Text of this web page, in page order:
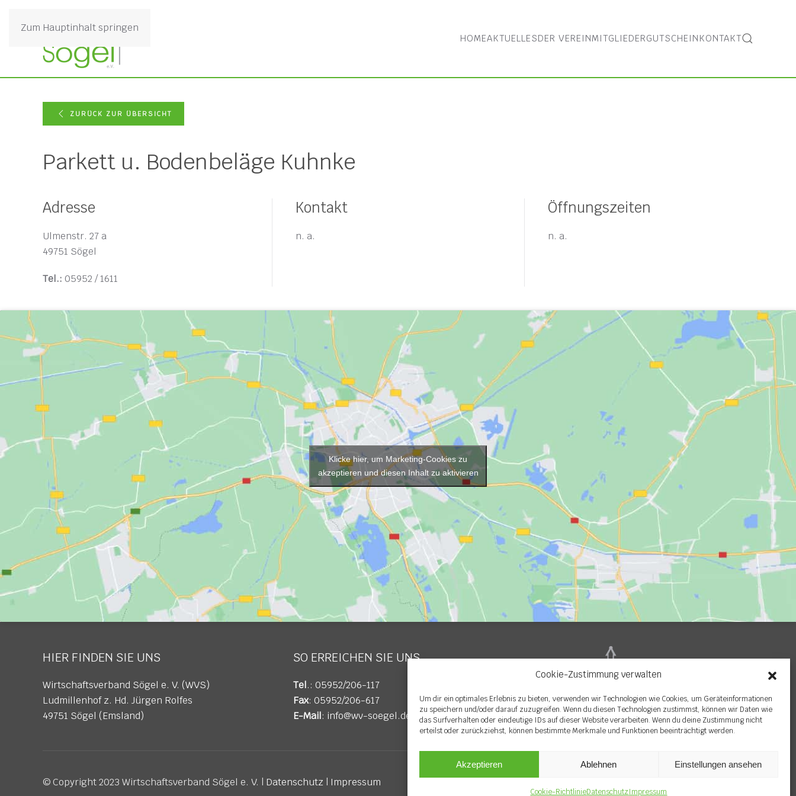
Cookie-Zustimmung verwalten
Um dir ein optimales Erlebnis zu bieten, verwenden wir Technologien wie Cookies, um Geräteinformationen
zu speichern und/oder darauf zuzugreifen. Wenn du diesen Technologien zustimmst, können wir Daten wie
das Surfverhalten oder eindeutige IDs auf dieser Website verarbeiten. Wenn du deine Zustimmung nicht
erteilst oder zurückziehst, können bestimmte Merkmale und Funktionen beeinträchtigt werden.
Akzeptieren Ablehnen Einstellungen ansehen
Cookie-RichtlinieDatenschutzImpressum
Zum Hauptinhalt springen
HOMEAKTUELLESDER VEREINMITGLIEDERGUTSCHEIN KONTAKT
ZURÜCK ZUR ÜBERSICHT
Parkett u. Bodenbeläge Kuhnke
Adresse
Ulmenstr. 27 a
49751 Sögel
Tel.: 05952 / 1611
Kontakt
n. a.
Öffnungszeiten
n. a.
Klicke hier, um Marketing-Cookies zu
akzeptieren und diesen Inhalt zu aktivieren
HIER FINDEN SIE UNS
Wirtschaftsverband Sögel e. V. (WVS)
Ludmillenhof z. Hd. Jürgen Rolfes
49751 Sögel (Emsland)
SO ERREICHEN SIE UNS
Tel.: 05952/206-117
Fax: 05952/206-617
E-Mail: info@wv-soegel.de
© Copyright 2023 Wirtschaftsverband Sögel e. V. | Datenschutz Impressum